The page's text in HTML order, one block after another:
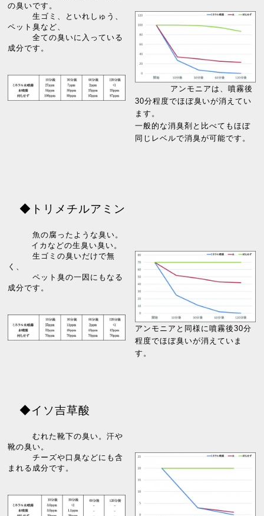
の臭いです。
生ゴミ、といれしゅう、
ペット臭など、
全ての臭いに入っている
成分です。
アンモニアは、噴霧後
30分程度でほぼ臭いが消えてい
ます。
一般的な消臭剤と比べてもほぼ
同じレベルで消臭が可能です。
◆トリメチルアミン
魚の腐ったような臭い。
イカなどの生臭い臭い。
生ゴミの臭いだけで無
く、
ペット臭の一因にもなる
成分です。
アンモニアと同様に噴霧後30分
程度でほぼ臭いが消えていま
す。
◆イソ吉草酸
むれた靴下の臭い。汗や
靴の臭い。
チーズや口臭などにも含
まれる成分です。